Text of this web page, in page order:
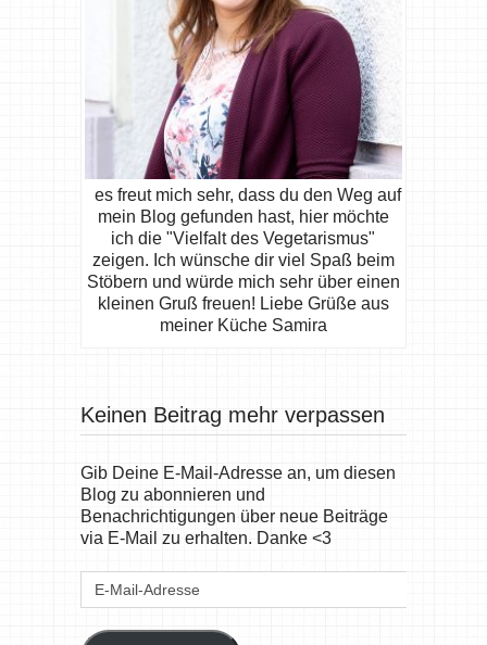
es freut mich sehr, dass du den Weg auf
mein Blog gefunden hast, hier möchte
ich die "Vielfalt des Vegetarismus"
zeigen. Ich wünsche dir viel Spaß beim
Stöbern und würde mich sehr über einen
kleinen Gruß freuen! Liebe Grüße aus
meiner Küche Samira
Keinen Beitrag mehr verpassen
Gib Deine E-Mail-Adresse an, um diesen
Blog zu abonnieren und
Benachrichtigungen über neue Beiträge
via E-Mail zu erhalten. Danke <3
E-